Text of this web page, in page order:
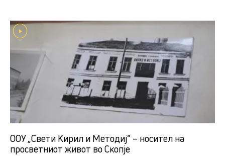
ООУ „Свети Кирил и Методиј“ – носител на
просветниот живот во Скопје